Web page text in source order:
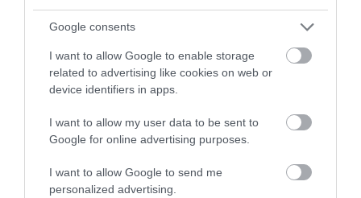
Google consents
I want to allow Google to enable storage
related to advertising like cookies on web or
device identifiers in apps.
I want to allow my user data to be sent to
Google for online advertising purposes.
I want to allow Google to send me
personalized advertising.
HETI BÖLCSESSÉG
"Az ember, aki a tengert nézi, szerelemtől